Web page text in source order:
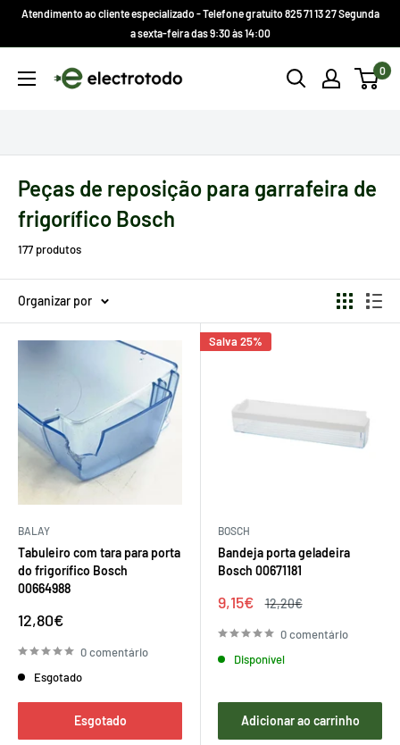
Atendimento ao cliente especializado - Telefone gratuito 825 71 13 27 Segunda
a sexta-feira das 9:30 às 14:00
Electrotodo.es 0
Peças de reposição para garrafeira de
frigorífico Bosch
177 produtos
Organizar por
BALAY
Tabuleiro com tara para porta
do frigorífico Bosch
00664988
Preço
venda
12,80€
0 comentário
Esgotado
Esgotado
Salva 25%
BOSCH
Bandeja porta geladeira
Bosch 00671181
Preço
venda
9,15€
Preço
12,20€
0 comentário
Disponível
Adicionar ao carrinho